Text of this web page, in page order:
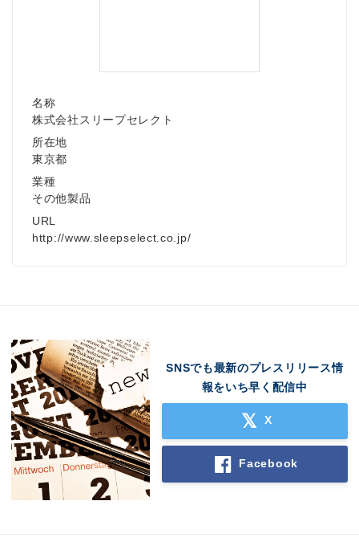
名称
株式会社スリープセレクト
所在地
東京都
業種
その他製品
URL
http://www.sleepselect.co.jp/
SNSでも最新のプレスリリース情
報をいち早く配信中
X
Facebook